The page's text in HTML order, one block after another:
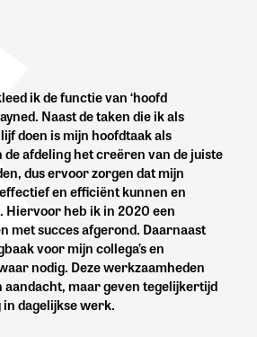
ik de functie van ‘hoofd
Naast de taken die ik als
doen is mijn hoofdtaak als
de afdeling het creëren van de juiste
dus ervoor zorgen dat mijn
en efficiënt kunnen en
Hiervoor heb ik in 2020 een
met succes afgerond. Daarnaast
voor mijn collega’s en
nodig. Deze werkzaamheden
maar geven tegelijkertijd
dagelijkse werk.